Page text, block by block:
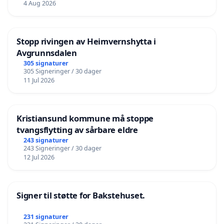
Og ka med insektsliv og dyreliv når me ska forbedra
når me rulle maskinane våre inn på området og
åpenbare- forbedringsbehov?
Og nettopp derfor må det vær lov å spørr. Og ikkje
4 Aug 2026
Stopp rivingen av Heimvernshytta i
Avgrunnsdalen
305 signaturer
305 Signeringer / 30 dager
11 Jul 2026
Kristiansund kommune må stoppe
tvangsflytting av sårbare eldre
243 signaturer
243 Signeringer / 30 dager
12 Jul 2026
Signer til støtte for Bakstehuset.
231 signaturer